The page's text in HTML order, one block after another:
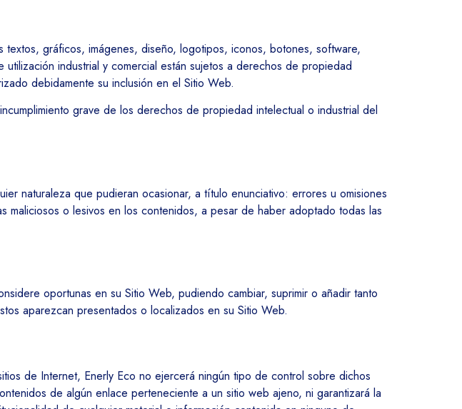
gráficos, imágenes, diseño, logotipos, iconos, botones, software,
industrial y comercial están sujetos a derechos de propiedad
debidamente su inclusión en el Sitio Web.
grave de los derechos de propiedad intelectual o industrial del
naturaleza que pudieran ocasionar, a título enunciativo: errores u omisiones
o lesivos en los contenidos, a pesar de haber adoptado todas las
oportunas en su Sitio Web, pudiendo cambiar, suprimir o añadir tanto
aparezcan presentados o localizados en su Sitio Web.
de Internet, Enerly Eco no ejercerá ningún tipo de control sobre dichos
de algún enlace perteneciente a un sitio web ajeno, ni garantizará la